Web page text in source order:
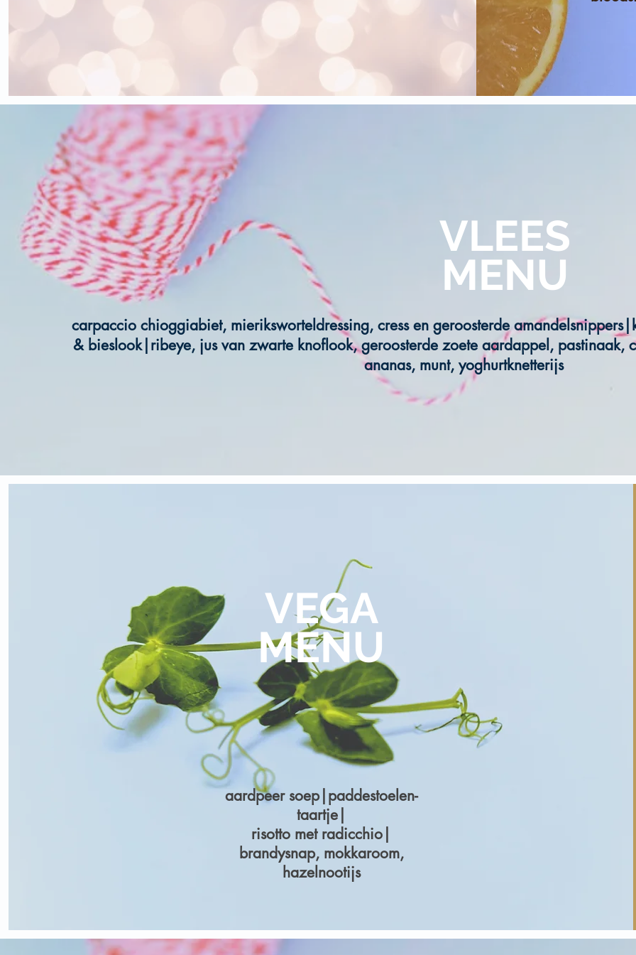
VLEES
MENU
carpaccio chioggiabiet, mieriksworteldressing, cress en geroosterde
& bieslook|ribeye, jus van zwarte knoflook, geroosterde zoete aardappel, pastinaak,
ananas, munt, yoghurtknetterijs
VEGA
MENU
aardpeer soep|paddestoelen-
taartje|
risotto met radicchio|
brandysnap, mokkaroom,
hazelnootijs